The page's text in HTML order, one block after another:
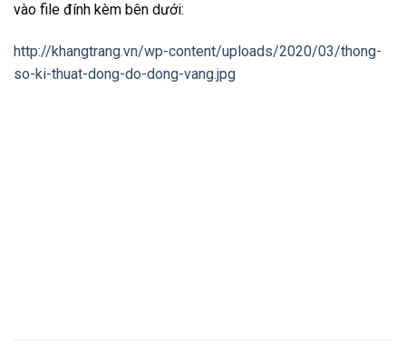
vào file đính kèm bên dưới:
http://khangtrang.vn/wp-content/uploads/2020/03/thong-
so-ki-thuat-dong-do-dong-vang.jpg